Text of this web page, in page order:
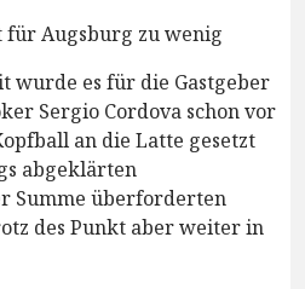
für Augsburg zu wenig
wurde es für die Gastgeber
Sergio Cordova schon vor
an die Latte gesetzt
abgeklärten
Summe überforderten
des Punkt aber weiter in